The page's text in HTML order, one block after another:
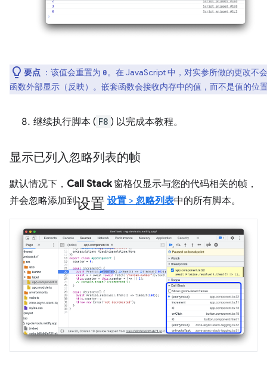
要点 ：该值会重置为 0。在 JavaScript 中，对实参所做的更改不
函数外部显示（反映）。嵌套函数会接收内存中的值，而不是值的位
继续执行脚本 ( F8 ) 以完成本教程。
显示已列入忽略列表的帧
默认情况下， Call Stack窗格仅显示与您的代码相关的帧，
并会忽略添加到设置 设置 > 忽略列表中的所有脚本。